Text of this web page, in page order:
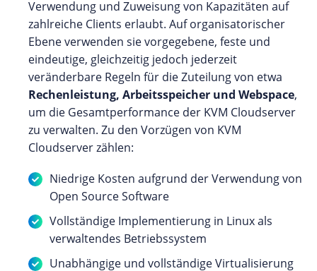
Verwendung und Zuweisung von Kapazitäten auf
zahlreiche Clients erlaubt. Auf organisatorischer
Ebene verwenden sie vorgegebene, feste und
eindeutige, gleichzeitig jedoch jederzeit
veränderbare Regeln für die Zuteilung von etwa
Rechenleistung, Arbeitsspeicher und Webspace,
um die Gesamtperformance der KVM Cloudserver
zu verwalten. Zu den Vorzügen von KVM
Cloudserver zählen:
Niedrige Kosten aufgrund der Verwendung von
Open Source Software
Vollständige Implementierung in Linux als
verwaltendes Betriebssystem
Unabhängige und vollständige Virtualisierung